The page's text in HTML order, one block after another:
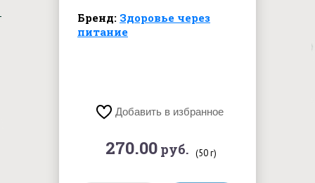
Бренд: Здоровье через
питание
Добавить в избранное
270.00 руб. (50 г)